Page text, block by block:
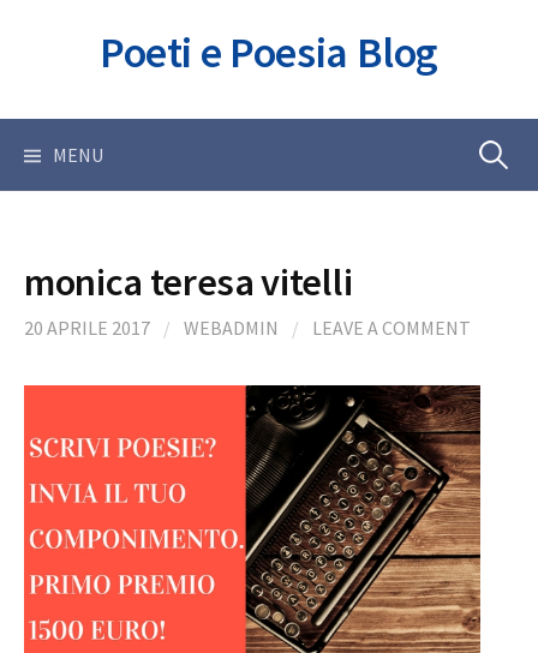
Poeti e Poesia Blog
MENU Ricerca
monica teresa vitelli
20 APRILE 2017 / WEBADMIN / LEAVE A COMMENT